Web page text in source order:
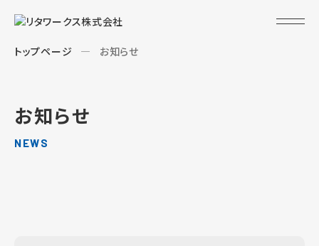
トップページ お知らせ
お知らせ
NEWS